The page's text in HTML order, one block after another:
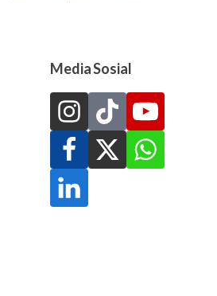
Media Sosial